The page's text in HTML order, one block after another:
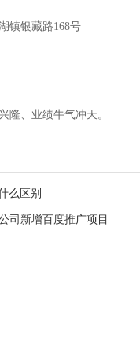
镇银藏路168号
隆、业绩牛气冲天。
么区别
司新增百度推广项目